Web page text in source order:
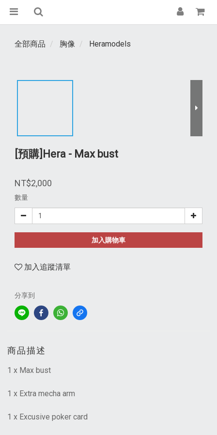
全部商品 胸像 Heramodels
[預購]Hera - Max bust
NT$2,000
數量
加入購物車
加入追蹤清單
分享到
商品描述
1 x Max bust
1 x Extra mecha arm
1 x Excusive poker card